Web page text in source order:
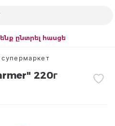
ընտրել հասցե
220г